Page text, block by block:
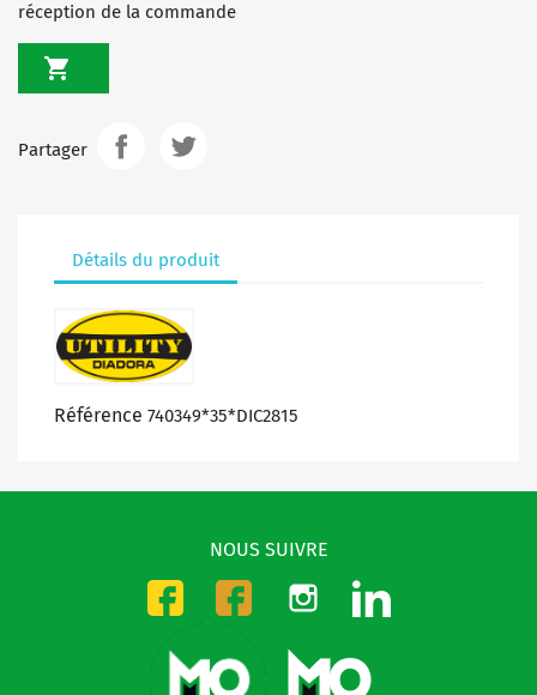
réception de la commande

Partager
Détails du produit
Référence 740349*35*DIC2815
NOUS SUIVRE
Facebook-CMOFacebook-DMO
Instagram